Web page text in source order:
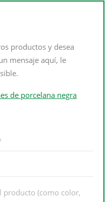
productos y desea
mensaje aquí, le
de porcelana negra